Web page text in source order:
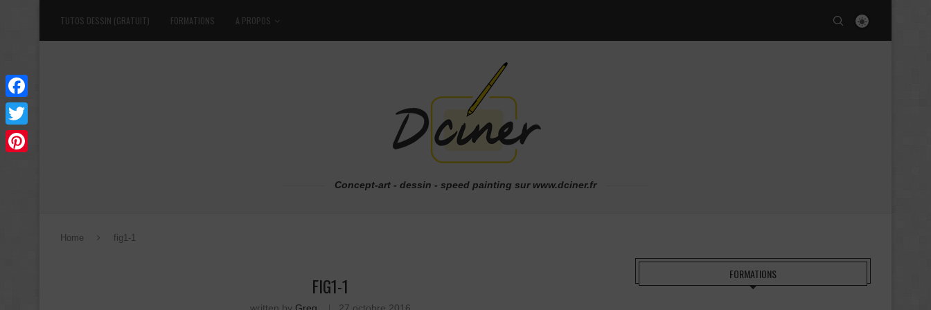
TUTOS DESSIN (GRATUIT) FORMATIONS A PROPOS
Concept-art - dessin - speed painting sur www.dciner.fr
Home fig1-1
FIG1-1 FORMATIONS
Facebook
Twitter